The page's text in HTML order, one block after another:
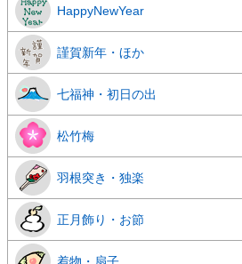
HappyNewYear
謹賀新年・ほか
七福神・初日の出
松竹梅
羽根突き・独楽
正月飾り・お節
着物・扇子